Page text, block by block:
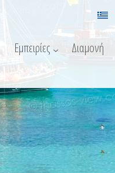
Εμπειρίες Διαμονή